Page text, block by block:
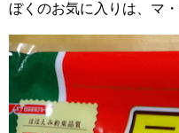
ぼくのお気に入りは、マ